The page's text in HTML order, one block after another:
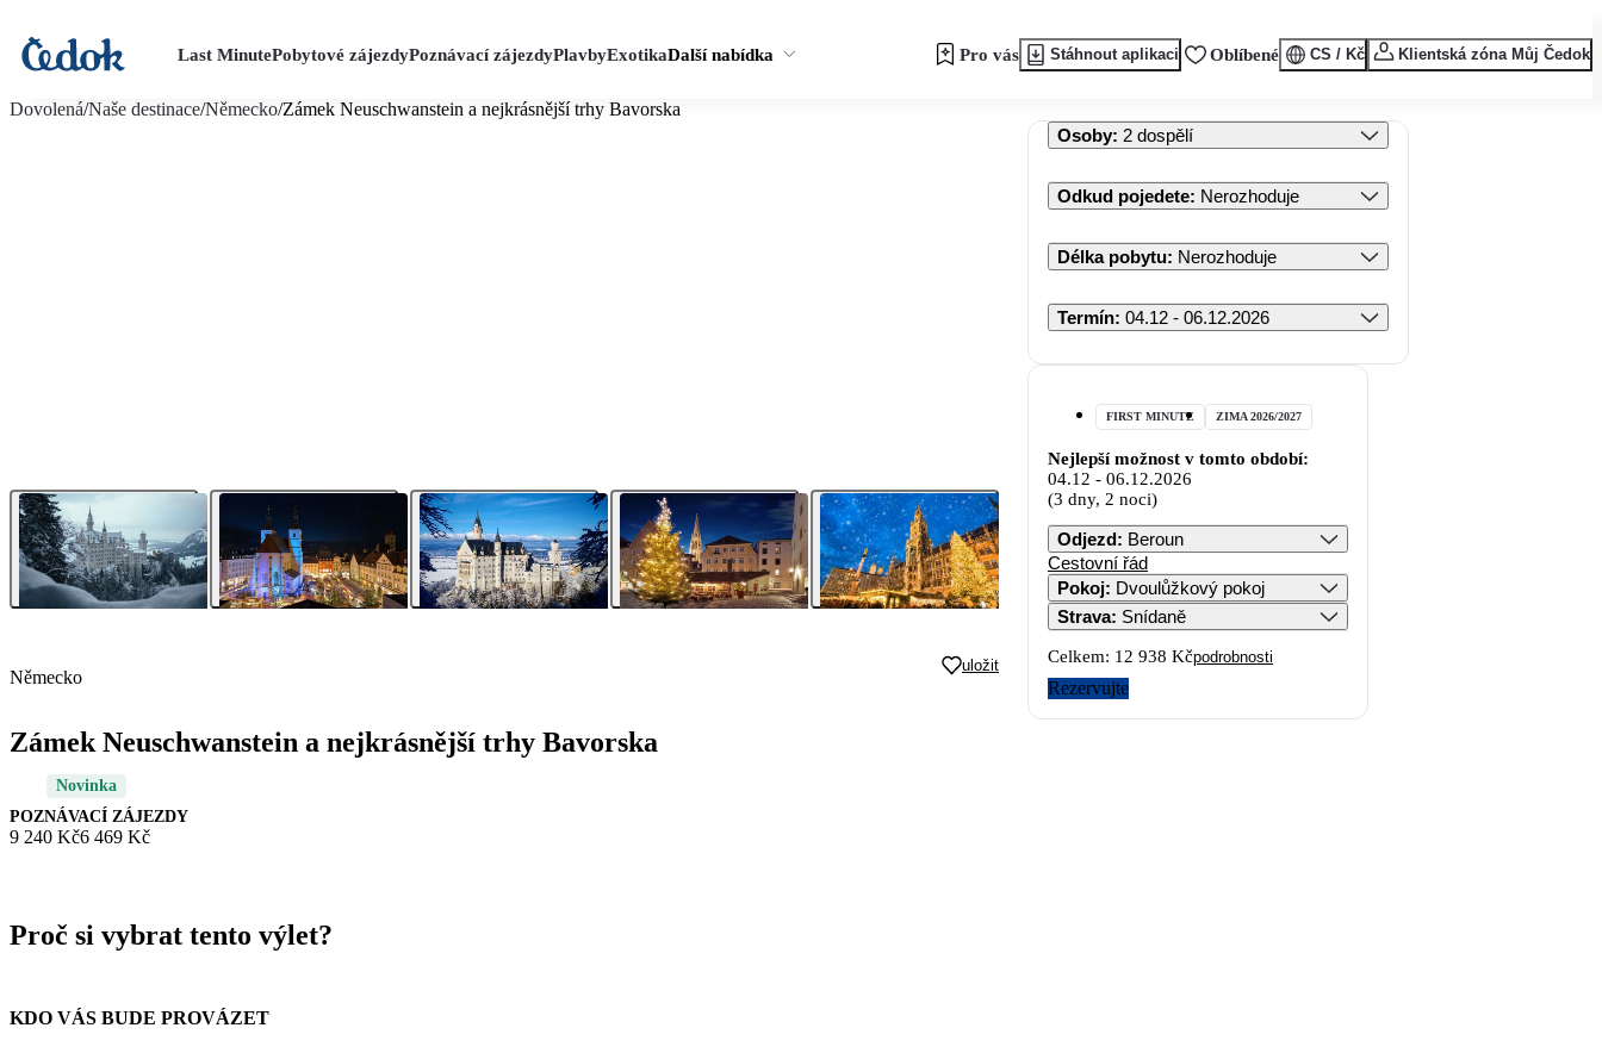
Last MinutePobytové zájezdyPoznávací zájezdyPlavbyExotikaDalší nabídka Pro vás Stáhnout aplikaci Oblíbené CS / Kč Klientská zóna Můj Čedok
Dovolená/Naše destinace/Německo/Zámek Neuschwanstein a nejkrásnější trhy Bavorska
Německo
uložit
Zámek Neuschwanstein a nejkrásnější trhy Bavorska
Novinka
POZNÁVACÍ ZÁJEZDY
9 240 Kč6 469 Kč
Proč si vybrat tento výlet?
KDO VÁS BUDE PROVÁZET
Osoby: 2 dospělí
Odkud pojedete: Nerozhoduje
Délka pobytu: Nerozhoduje
Termín: 04.12 - 06.12.2026
FIRST MINUTE ZIMA 2026/2027
Nejlepší možnost v tomto období:
04.12 - 06.12.2026
(3 dny, 2 noci)
Odjezd: Beroun
Cestovní řád
Pokoj: Dvoulůžkový pokoj
Strava: Snídaně
Celkem: 12 938 Kčpodrobnosti
Rezervujte